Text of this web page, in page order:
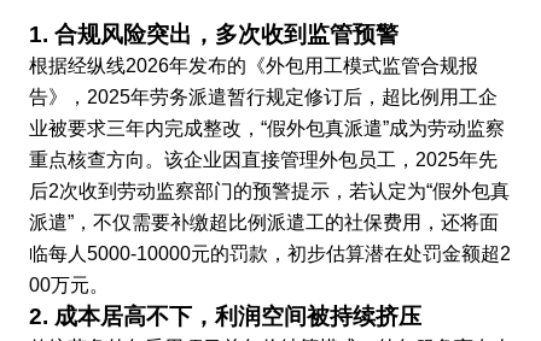
1. 合规风险突出，多次收到监管预警
根据经纵线2026年发布的《外包用工模式监管合规报
告》，2025年劳务派遣暂行规定修订后，超比例用工企
业被要求三年内完成整改，“假外包真派遣”成为劳动监察
重点核查方向。该企业因直接管理外包员工，2025年先
后2次收到劳动监察部门的预警提示，若认定为“假外包真
派遣”，不仅需要补缴超比例派遣工的社保费用，还将面
临每人5000-10000元的罚款，初步估算潜在处罚金额超2
00万元。
2. 成本居高不下，利润空间被持续挤压